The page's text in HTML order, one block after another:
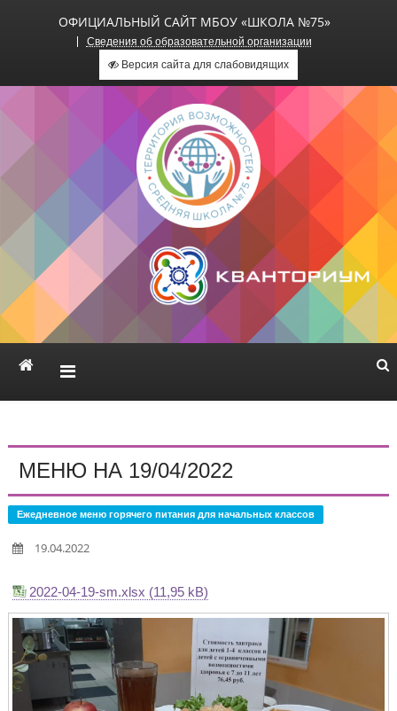
ОФИЦИАЛЬНЫЙ САЙТ МБОУ «ШКОЛА №75»
Сведения об образовательной организации
Версия сайта для слабовидящих
Официальный сайт МБОУ
«Школа №75»
МЕНЮ НА 19/04/2022
Ежедневное меню горячего питания для начальных классов
19.04.2022
2022-04-19-sm.xlsx